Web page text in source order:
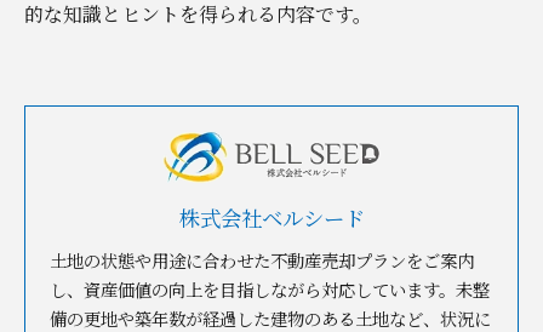
的な知識とヒントを得られる内容です。
株式会社ベルシード
土地の状態や用途に合わせた不動産売却プランをご案内
し、資産価値の向上を目指しながら対応しています。未整
備の更地や築年数が経過した建物のある土地など、状況に